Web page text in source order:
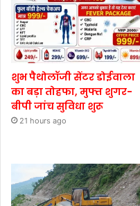
शुभ पैथोलॉजी सेंटर डोईवाला
का बड़ा तोहफा, मुफ्त शुगर-
बीपी जांच सुविधा शुरू
21 hours ago